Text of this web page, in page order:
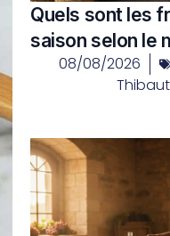
Quels sont les
saison selon le
08/08/2026